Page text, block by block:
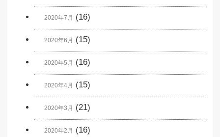
2020年7月 (16)
2020年6月 (15)
2020年5月 (16)
2020年4月 (15)
2020年3月 (21)
2020年2月 (16)